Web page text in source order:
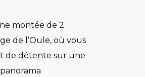
montée de 2
de l’Oule, où vous
de détente sur une